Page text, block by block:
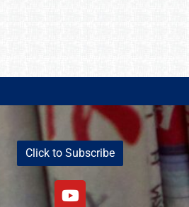
Click to Subscribe